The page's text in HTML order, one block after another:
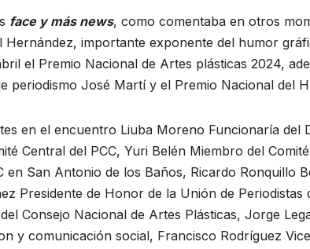
face y más news, como comentaba en otros
Hernández, importante exponente del humor
el Premio Nacional de Artes plásticas 2024,
periodismo José Martí y el Premio Nacional del
en el encuentro Liuba Moreno Funcionaría del
Central del PCC, Yuri Belén Miembro del
en San Antonio de los Baños, Ricardo Ronquillo
Presidente de Honor de la Unión de Periodistas
Consejo Nacional de Artes Plásticas, Jorge
y comunicación social, Francisco Rodríguez